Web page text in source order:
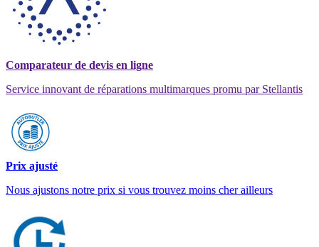
Comparateur de devis en ligne
Service innovant de réparations multimarques promu par Stellantis
Prix ajusté
Nous ajustons notre prix si vous trouvez moins cher ailleurs